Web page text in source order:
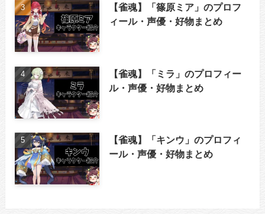
【雀魂】「篠原ミア」のプロフ
ィール・声優・好物まとめ
【雀魂】「ミラ」のプロフィー
ル・声優・好物まとめ
【雀魂】「キンウ」のプロフィ
ール・声優・好物まとめ